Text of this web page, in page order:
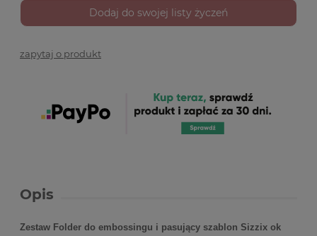
Dodaj do swojej listy życzeń
zapytaj o produkt
Opis
Zestaw Folder do embossingu i pasujący szablon Sizzix ok